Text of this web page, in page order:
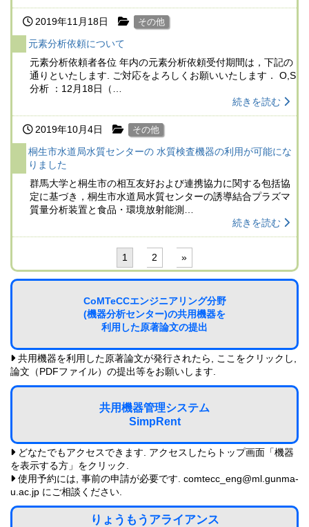
2019年11月18日 その他
元素分析依頼について
元素分析依頼者各位 年内の元素分析依頼受付期間は，下記の
通りといたします. ご対応をよろしくお願いいたします． O,S
分析 ：12月18日（…
続きを読む
2019年10月4日 その他
桐生市水道局水質センターの 水質検査機器の利用が可能にな
りました
群馬大学と桐生市の相互友好および連携協力に関する包括協
定に基づき，桐生市水道局水質センターの誘導結合プラズマ
質量分析装置と食品・環境放射能測…
続きを読む
1 2 »
CoMTeCCエンジニアリング分野
(機器分析センター)の共用機器を
利用した原著論文の提出
共用機器を利用した原著論文が発行されたら, ここをクリックし,
論文（PDFファイル）の提出等をお願いします.
共用機器管理システム
SimpRent
どなたでもアクセスできます. アクセスしたらトップ画面「機器
を表示する方」をクリック.
使用予約には, 事前の申請が必要です. comtecc_eng@ml.gunma-
u.ac.jp にご相談ください.
りょうもうアライアンス